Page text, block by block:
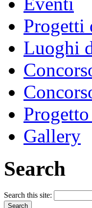
Progetti
Luoghi
Gallery
Search
Search this site: